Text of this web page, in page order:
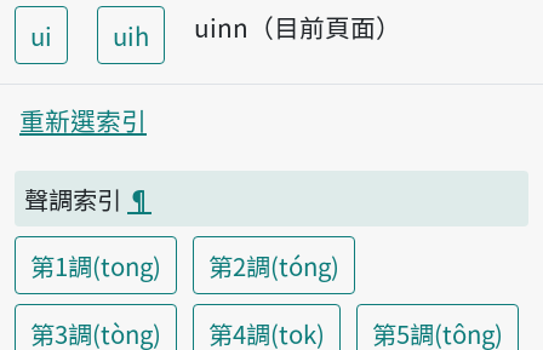
ui uih uinn（目前頁面）
重新選索引
聲調索引 ¶
第1調(tong)
第2調(tóng)
第3調(tòng)
第4調(tok) 第5調(tông)